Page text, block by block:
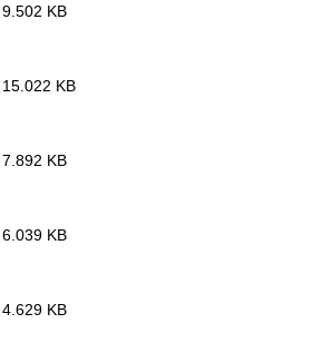
9.502 KB
15.022 KB
7.892 KB
6.039 KB
4.629 KB